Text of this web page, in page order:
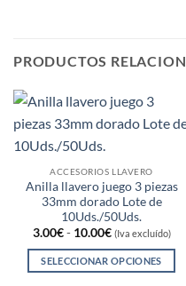
PRODUCTOS
ACCESORIOS LLAVERO
Anilla llavero juego 3 piezas
33mm dorado Lote de
10Uds./50Uds.
3.00€ - 10.00€Rango
de
precios:
desde
(Iva excluído)
SELECCIONAR OPCIONES